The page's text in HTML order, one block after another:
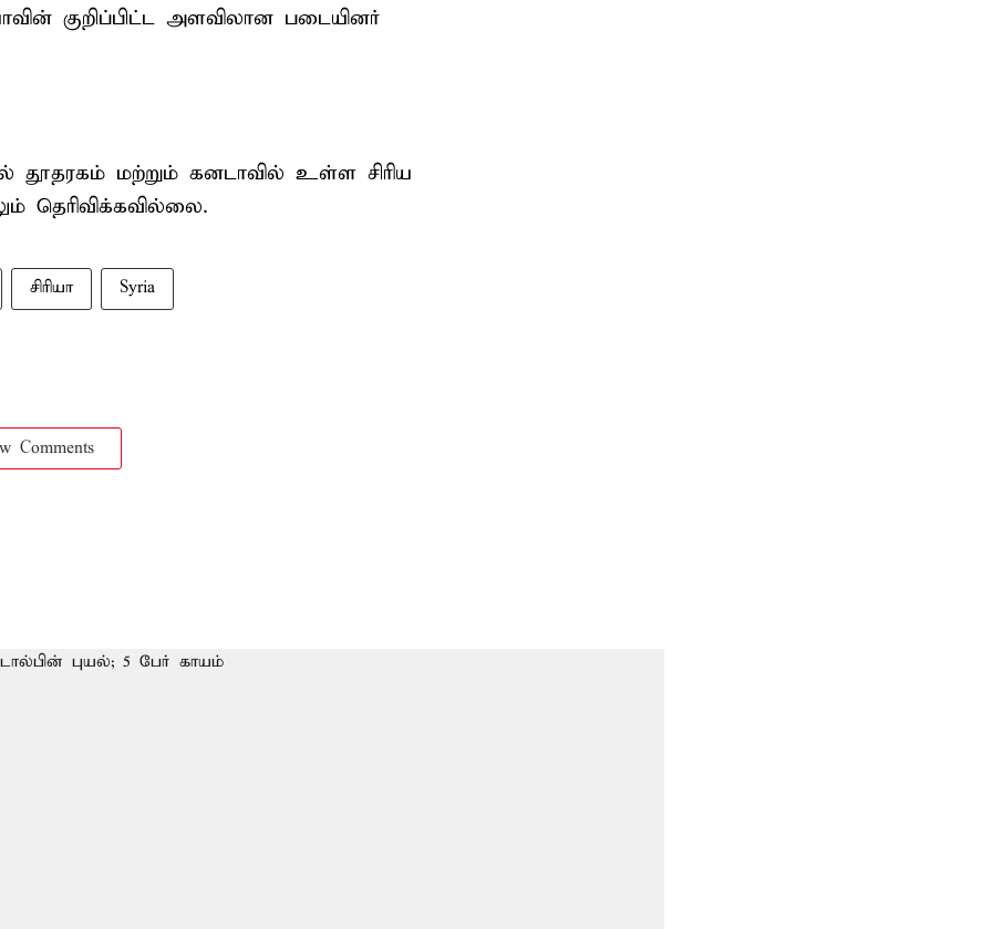
குறிப்பிட்ட அளவிலான படையினர்
மற்றும் கனடாவில் உள்ள சிரிய
தெரிவிக்கவில்லை.
சிரியா Syria
Comments